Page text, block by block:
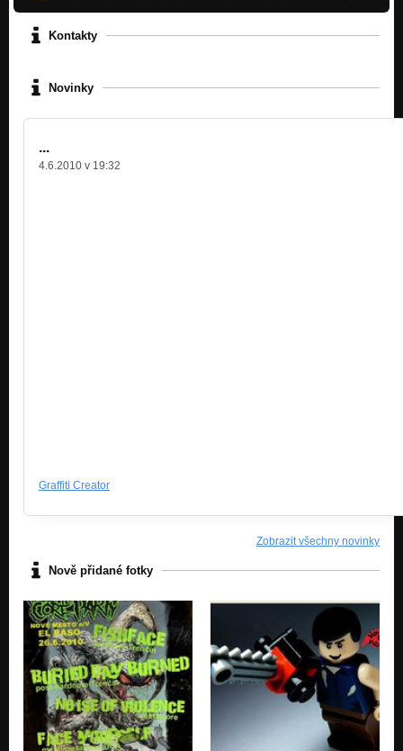
Kontakty
Novinky
...
4.6.2010 v 19:32
Graffiti Creator
Zobrazit všechny novinky
Nově přidané fotky